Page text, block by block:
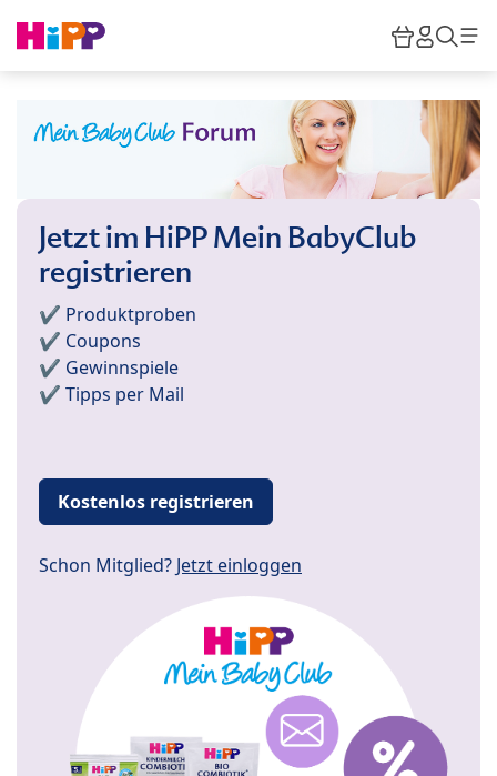
HiPP
Jetzt im HiPP Mein BabyClub
registrieren
✔️ Produktproben
✔️ Coupons
✔️ Gewinnspiele
✔️ Tipps per Mail
Kostenlos registrieren
Schon Mitglied? Jetzt einloggen